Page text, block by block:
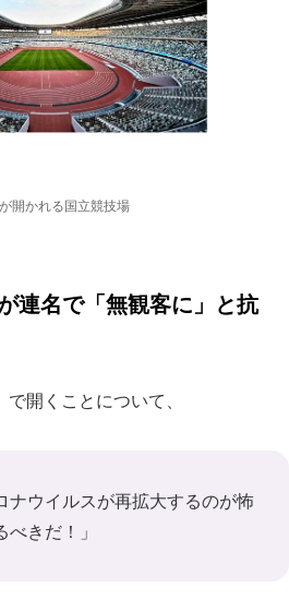
開かれる国立競技場
連名で「無観客に」と抗
開くことについて、
ナウイルスが再拡大するのが怖
きだ！」